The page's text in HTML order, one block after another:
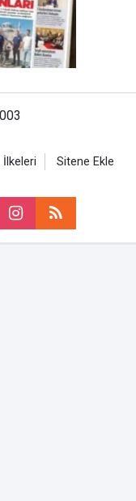
İlkeleri Sitene Ekle